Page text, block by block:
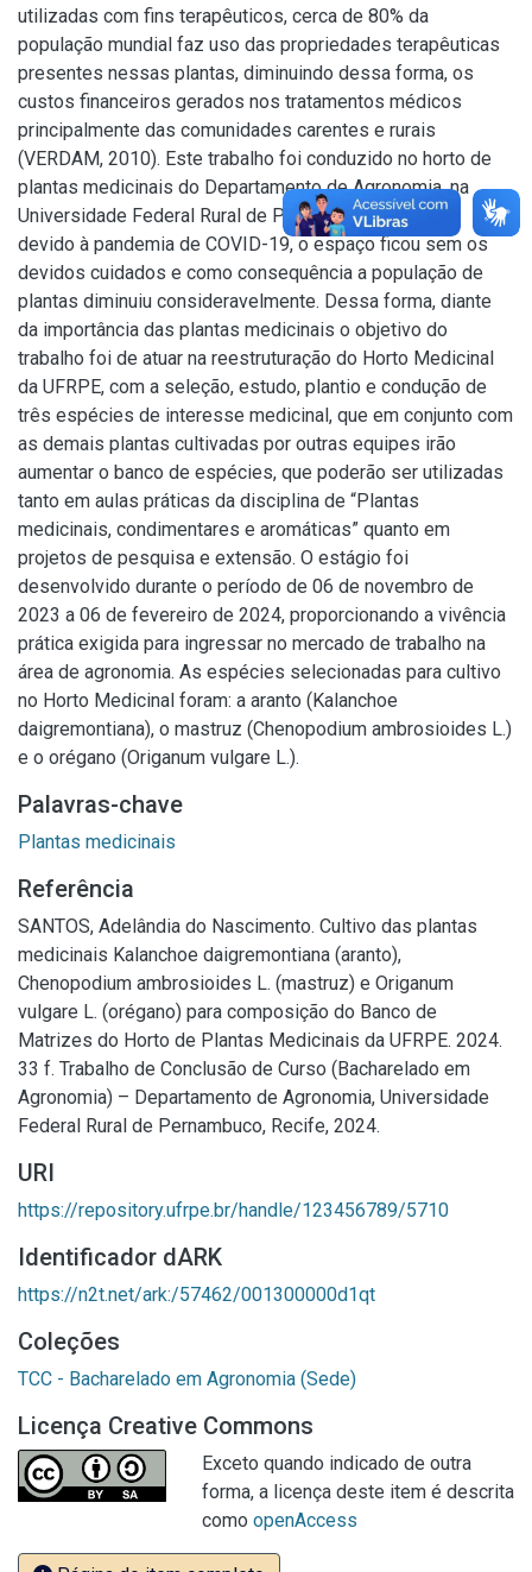
utilizadas com fins terapêuticos, cerca de 80% da
população mundial faz uso das propriedades terapêuticas
presentes nessas plantas, diminuindo dessa forma, os
custos financeiros gerados nos tratamentos médicos
principalmente das comunidades carentes e rurais
(VERDAM, 2010). Este trabalho foi conduzido no horto de
plantas medicinais do Departamento de Agronomia, na
Universidade Federal Rural de Pernambuco (UFRPE),
devido à pandemia de COVID-19, o espaço ficou sem os
devidos cuidados e como consequência a população de
plantas diminuiu consideravelmente. Dessa forma, diante
da importância das plantas medicinais o objetivo do
trabalho foi de atuar na reestruturação do Horto Medicinal
da UFRPE, com a seleção, estudo, plantio e condução de
três espécies de interesse medicinal, que em conjunto com
as demais plantas cultivadas por outras equipes irão
aumentar o banco de espécies, que poderão ser utilizadas
tanto em aulas práticas da disciplina de “Plantas
medicinais, condimentares e aromáticas” quanto em
projetos de pesquisa e extensão. O estágio foi
desenvolvido durante o período de 06 de novembro de
2023 a 06 de fevereiro de 2024, proporcionando a vivência
prática exigida para ingressar no mercado de trabalho na
área de agronomia. As espécies selecionadas para cultivo
no Horto Medicinal foram: a aranto (Kalanchoe
daigremontiana), o mastruz (Chenopodium ambrosioides L.)
e o orégano (Origanum vulgare L.).
Palavras-chave
Plantas medicinais
Referência
SANTOS, Adelândia do Nascimento. Cultivo das plantas
medicinais Kalanchoe daigremontiana (aranto),
Chenopodium ambrosioides L. (mastruz) e Origanum
vulgare L. (orégano) para composição do Banco de
Matrizes do Horto de Plantas Medicinais da UFRPE. 2024.
33 f. Trabalho de Conclusão de Curso (Bacharelado em
Agronomia) – Departamento de Agronomia, Universidade
Federal Rural de Pernambuco, Recife, 2024.
URI
https://repository.ufrpe.br/handle/123456789/5710
Identificador dARK
https://n2t.net/ark:/57462/001300000d1qt
Coleções
TCC - Bacharelado em Agronomia (Sede)
Licença Creative Commons
Exceto quando indicado de outra
forma, a licença deste item é descrita
como openAccess